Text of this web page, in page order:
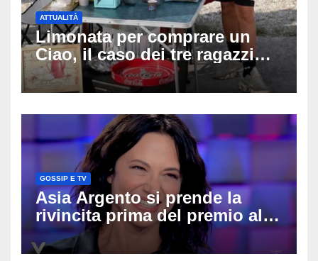
ATTUALITÀ
Limonata per comprare un
Ciao, il caso dei tre ragazzi
divide l’Italia: Fedriga li invita
in Regione, Vannacci li
GOSSIP E TV
Asia Argento si prende la
rivincita prima del premio alla
carriera: «Mi chiamano
raccomandata e cagna»